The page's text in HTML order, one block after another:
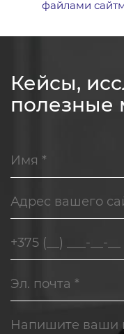
файлами
Кейсы,
полезные